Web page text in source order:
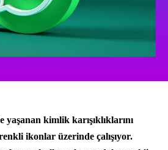
kimlik karışıklıklarını
ikonlar üzerinde çalışıyor.